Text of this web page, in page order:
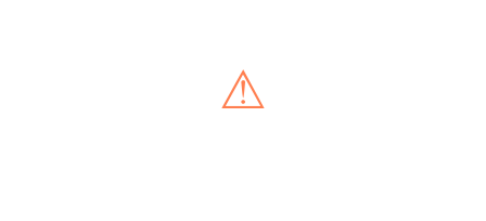
⚠